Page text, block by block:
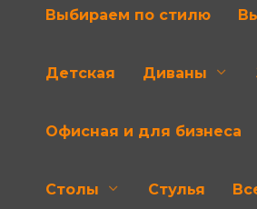
Выбираем по стилю
Детская Диваны
Офисная и для бизнеса
Столы Стулья